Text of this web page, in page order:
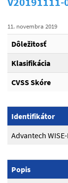
11. novembra 2019
Dôležitosť
Klasifikácia
CVSS Skóre
Identifikátor
Advantech
Popis